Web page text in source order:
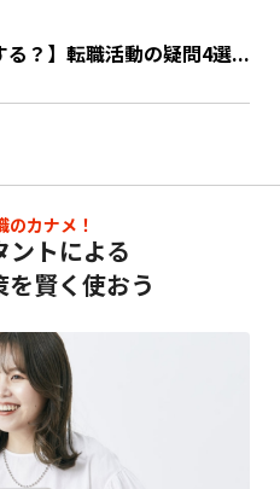
る？】転職活動の疑問4選...
のカナメ！
ントによる
賢く使おう